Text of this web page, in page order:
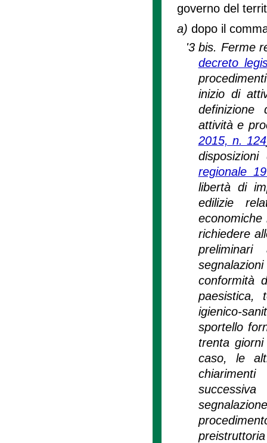
governo del
a) dopo il
'3 bis. Ferme
decreto
inizio di
definizione
attività e
2015, n. 124
regionale
libertà di
edilizie
richiedere
preliminari
conformità
paesistica,
igienico-
sportello
trenta
caso, le